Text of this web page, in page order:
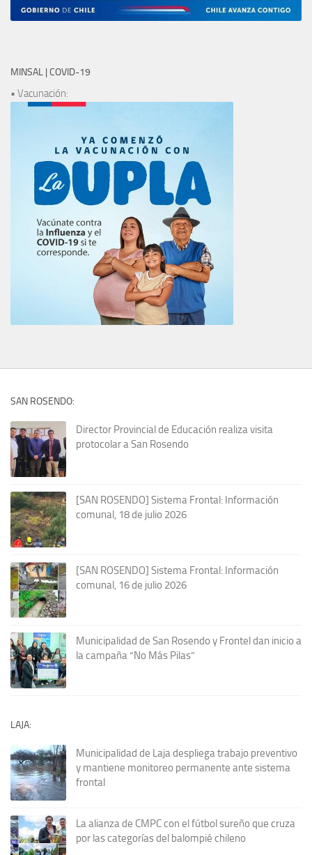
MINSAL | COVID-19
• Vacunación:
SAN ROSENDO:
Director Provincial de Educación realiza visita
protocolar a San Rosendo
[SAN ROSENDO] Sistema Frontal: Información
comunal, 18 de julio 2026
[SAN ROSENDO] Sistema Frontal: Información
comunal, 16 de julio 2026
Municipalidad de San Rosendo y Frontel dan inicio a
la campaña “No Más Pilas”
LAJA:
Municipalidad de Laja despliega trabajo preventivo
y mantiene monitoreo permanente ante sistema
frontal
La alianza de CMPC con el fútbol sureño que cruza
por las categorías del balompié chileno